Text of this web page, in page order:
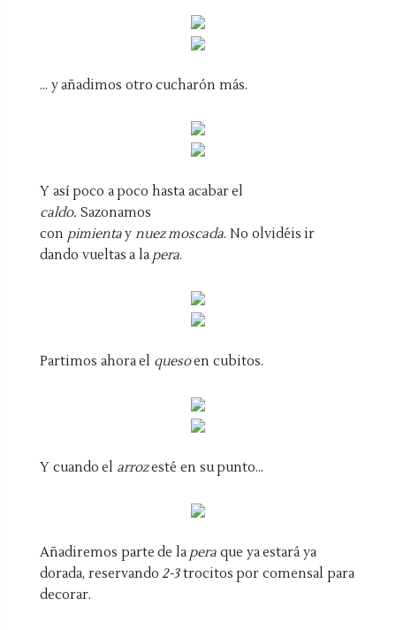
... y añadimos otro cucharón más.
Y así poco a poco hasta acabar el
caldo. Sazonamos
con pimientay nuez moscada. No olvidéis ir
dando vueltas a la pera.
Partimos ahora el quesoen cubitos.
Y cuando el arrozesté en su punto...
Añadiremos parte de la peraque ya estará ya
dorada, reservando2-3trocitos por comensal para
decorar.